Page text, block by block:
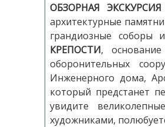
ОБЗОРНАЯ
архитектурные
грандиозные соборы
КРЕПОСТИ,
оборонительных
Инженерного дома,
который предстанет
увидите
художниками,